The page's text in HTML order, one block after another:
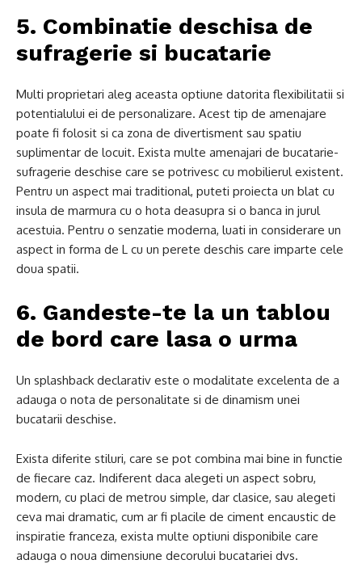
5. Combinatie deschisa de
sufragerie si bucatarie
Multi proprietari aleg aceasta optiune datorita flexibilitatii si
potentialului ei de personalizare. Acest tip de amenajare
poate fi folosit si ca zona de divertisment sau spatiu
suplimentar de locuit. Exista multe amenajari de bucatarie-
sufragerie deschise care se potrivesc cu mobilierul existent.
Pentru un aspect mai traditional, puteti proiecta un blat cu
insula de marmura cu o hota deasupra si o banca in jurul
acestuia. Pentru o senzatie moderna, luati in considerare un
aspect in forma de L cu un perete deschis care imparte cele
doua spatii.
6. Gandeste-te la un tablou
de bord care lasa o urma
Un splashback declarativ este o modalitate excelenta de a
adauga o nota de personalitate si de dinamism unei
bucatarii deschise.
Exista diferite stiluri, care se pot combina mai bine in functie
de fiecare caz. Indiferent daca alegeti un aspect sobru,
modern, cu placi de metrou simple, dar clasice, sau alegeti
ceva mai dramatic, cum ar fi placile de ciment encaustic de
inspiratie franceza, exista multe optiuni disponibile care
adauga o noua dimensiune decorului bucatariei dvs.